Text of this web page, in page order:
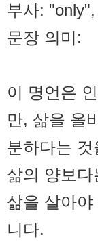
부사:
문장 의미:
이 명언은
만, 삶을 올
분하다는
삶의 양보
삶을 살아
니다.